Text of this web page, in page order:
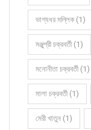
ভাগ্যধর মল্লিক (1)
মঞ্জুশ্রী চক্রবর্তী (1)
মনোনীতা চক্রবর্তী (1)
মালা চক্রবর্তী (1)
মেরী খাতুন (1)